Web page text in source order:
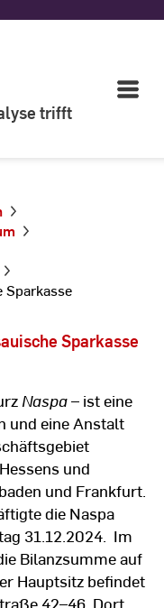
trifft
Open
Main
Sparkasse
Sparkasse
Naspa– ist eine
und eine Anstalt
und
und Frankfurt.
die Naspa
31.12.2024. Im
Bilanzsumme auf
Hauptsitz befindet
42–46. Dort